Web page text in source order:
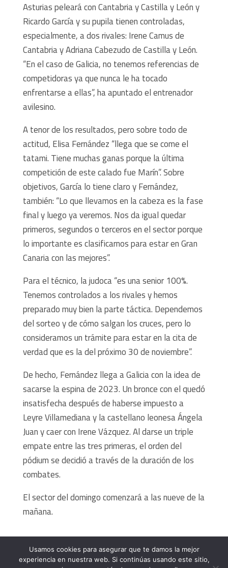
Asturias peleará con Cantabria y Castilla y León y
Ricardo García y su pupila tienen controladas,
especialmente, a dos rivales: Irene Camus de
Cantabria y Adriana Cabezudo de Castilla y León.
“En el caso de Galicia, no tenemos referencias de
competidoras ya que nunca le ha tocado
enfrentarse a ellas”, ha apuntado el entrenador
avilesino.
A tenor de los resultados, pero sobre todo de
actitud, Elisa Fernández “llega que se come el
tatami. Tiene muchas ganas porque la última
competición de este calado fue Marín”. Sobre
objetivos, García lo tiene claro y Fernández,
también: “Lo que llevamos en la cabeza es la fase
final y luego ya veremos. Nos da igual quedar
primeros, segundos o terceros en el sector porque
lo importante es clasificarnos para estar en Gran
Canaria con las mejores”.
Para el técnico, la judoca “es una senior 100%.
Tenemos controlados a los rivales y hemos
preparado muy bien la parte táctica. Dependemos
del sorteo y de cómo salgan los cruces, pero lo
consideramos un trámite para estar en la cita de
verdad que es la del próximo 30 de noviembre”.
De hecho, Fernández llega a Galicia con la idea de
sacarse la espina de 2023. Un bronce con el quedó
insatisfecha después de haberse impuesto a
Leyre Villamediana y la castellano leonesa Ángela
Juan y caer con Irene Vázquez. Al darse un triple
empate entre las tres primeras, el orden del
pódium se decidió a través de la duración de los
combates.
El sector del domingo comenzará a las nueve de la
mañana.
Usamos cookies para asegurar que te damos la mejor
experiencia en nuestra web. Si continúas usando este sitio,